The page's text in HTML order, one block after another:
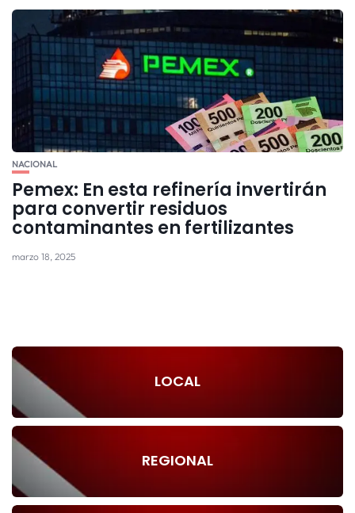
NACIONAL
Pemex: En esta refinería invertirán
para convertir residuos
contaminantes en fertilizantes
marzo 18, 2025
LOCAL
REGIONAL